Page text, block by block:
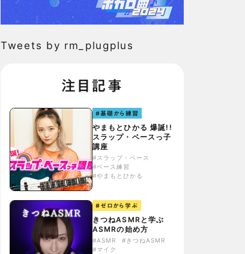
Tweets by rm_plugplus
注目記事
#基礎から練習
やまもとひかる 爆誕!!
スラップ・ベースっ子
講座
#スラップ・ベース
#ベース練習
#やまもとひかる
#ゼロから学ぶ
きつねASMRと学ぶ
ASMRの始め方
#ASMR
#きつねASMR
#マイク